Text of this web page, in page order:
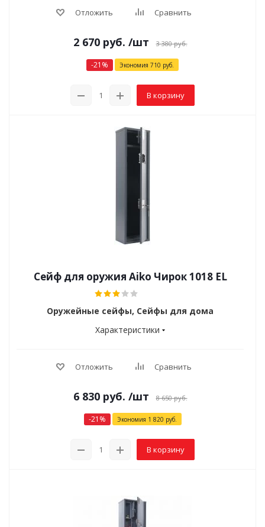
Отложить Сравнить
2 670руб. /шт 3 380руб.
-21 % Экономия 710 руб.
В корзину
Сейф для оружия Aiko Чирок 1018 EL
Оружейные сейфы, Сейфы для дома
Характеристики
Отложить Сравнить
6 830руб. /шт 8 650руб.
-21 % Экономия 1 820 руб.
В корзину